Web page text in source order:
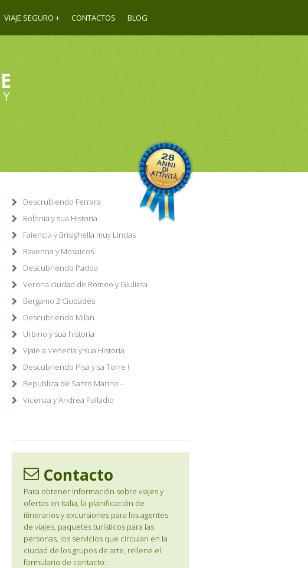
VIAJE SEGURO CONTACTOS BLOG
Descrubiendo Ferrara
Bolonia y sua Historia
Faiencia y Brisighella muy Lindas
Ravenna y Mosaicos
Descubriendo Padoa
Verona ciudad de Romeo y Giulieta
Bergamo 2 Ciudades
Descubriendo Milan
Urbino y sua historia
Vjaie a Venecia y sua Historia
Descubriendo Pisa y sa Torre !
Republica de Santo Marino -
Vicenza y Andrea Palladio
Contacto
Para obtener información sobre viajes y
ofertas en Italia, la planificación de
itinerarios y excursiones para los agentes
de viajes, paquetes turísticos para las
personas, los servicios que circulan en la
ciudad de los grupos de arte, rellene el
formulario de contacto: